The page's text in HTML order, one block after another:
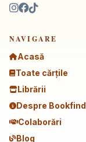
NAVIGARE
Acasă
Toate cărțile
Librării
Despre Bookfind
Colaborări
Blog